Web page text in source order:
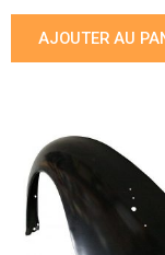
AJOUTER AU